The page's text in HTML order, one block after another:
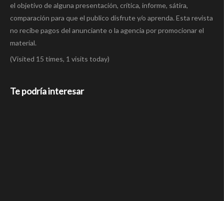
el objetivo de alguna presentación, crítica, informe, sátira,
comparación para que el publico disfrute y/o aprenda. Esta revista
no recibe pagos del anunciante o la agencia por promocionar el
material.
(Visited 15 times, 1 visits today)
Te podría interesar